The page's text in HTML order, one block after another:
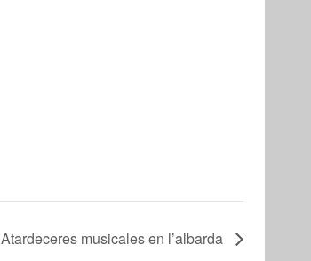
Atardeceres musicales en l’albarda